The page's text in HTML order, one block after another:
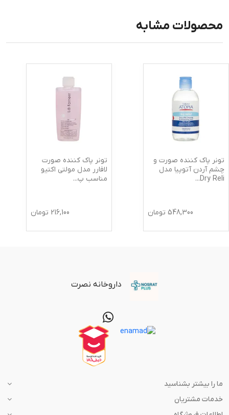
محصولات مشابه
تونر پاک کننده صورت و
چشم آردن آتوپیا مدل
Dry Reli
...
548,300 تومان
تونر پاک کننده صورت
لافارر مدل مولتی اکتیو
مناسب پ...
216,100 تومان
داروخانه نصرت
ما را بیشتر بشناسید
خدمات مشتریان